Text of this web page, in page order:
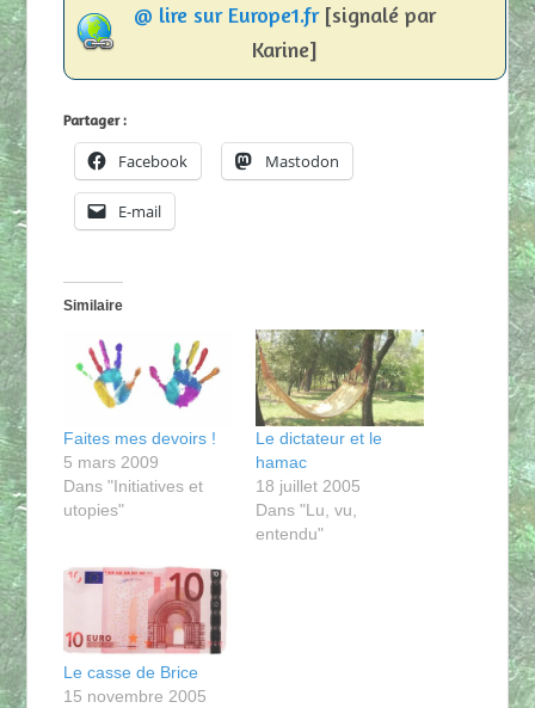
@ lire sur Europe1.fr[signalé par
Karine]
Partager :
Facebook Mastodon
E-mail
Similaire
Faites mes devoirs !
5 mars 2009
Dans "Initiatives et
utopies"
Le dictateur et le
hamac
18 juillet 2005
Dans "Lu, vu,
entendu"
Le casse de Brice
15 novembre 2005